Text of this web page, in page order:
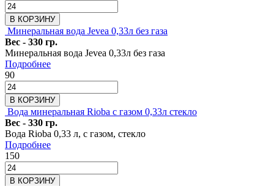
В КОРЗИНУ
Минеральная вода Jevea 0,33л без газа
Вес - 330 гр.
Минеральная вода Jevea 0,33л без газа
Подробнее
90
В КОРЗИНУ
Вода минеральная Rioba с газом 0,33л стекло
Вес - 330 гр.
Вода Rioba 0,33 л, с газом, стекло
Подробнее
150
В КОРЗИНУ